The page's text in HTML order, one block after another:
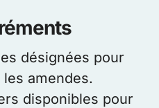
désignées pour
amendes.
disponibles pour